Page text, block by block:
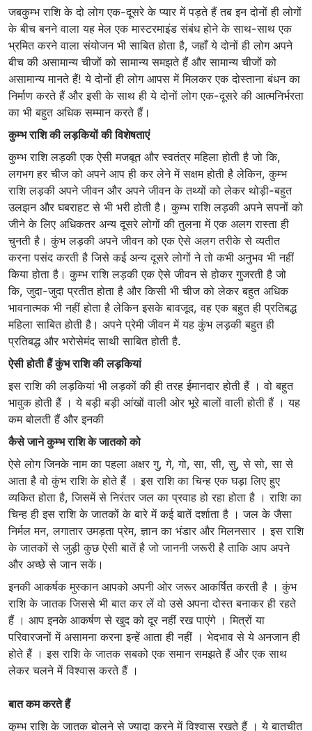
जबकुम्भ राशि के दो लोग एक-दूसरे के प्यार में पड़ते हैं तब इन दोनों ही लोगों
के बीच बनने वाला यह मेल एक मास्टरमाइंड संबंध होने के साथ-साथ एक
भ्रमित करने वाला संयोजन भी साबित होता है, जहाँ ये दोनों ही लोग अपने
बीच की असामान्य चीजों को सामान्य समझते हैं और सामान्य चीजों को
असामान्य मानते हैं! ये दोनों ही लोग आपस में मिलकर एक दोस्ताना बंधन का
निर्माण करते हैं और इसी के साथ ही ये दोनों लोग एक-दूसरे की आत्मनिर्भरता
का भी बहुत अधिक सम्मान करते हैं।
कुम्भ राशि की लड़कियों की विशेषताएं
कुम्भ राशि लड़की एक ऐसी मजबूत और स्वतंत्र महिला होती है जो कि,
लगभग हर चीज को अपने आप ही कर लेने में सक्षम होती है लेकिन, कुम्भ
राशि लड़की अपने जीवन और अपने जीवन के तथ्यों को लेकर थोड़ी-बहुत
उलझन और घबराहट से भी भरी होती है। कुम्भ राशि लड़की अपने सपनों को
जीने के लिए अधिकतर अन्य दूसरे लोगों की तुलना में एक अलग रास्ता ही
चुनती है। कुंभ लड़की अपने जीवन को एक ऐसे अलग तरीके से व्यतीत
करना पसंद करती है जिसे कई अन्य दूसरे लोगों ने तो कभी अनुभव भी नहीं
किया होता है। कुम्भ राशि लड़की एक ऐसे जीवन से होकर गुजरती है जो
कि, जुदा-जुदा प्रतीत होता है और किसी भी चीज को लेकर बहुत अधिक
भावनात्मक भी नहीं होता है लेकिन इसके बावजूद, वह एक बहुत ही प्रतिबद्ध
महिला साबित होती है। अपने प्रेमी जीवन में यह कुंभ लड़की बहुत ही
प्रतिबद्ध और भरोसेमंद साथी साबित होती है.
ऐसी होती हैं कुंभ राशि की लड़कियां
इस राशि की लड़कियां भी लड़कों की ही तरह ईमानदार होती हैं । वो बहुत
भावुक होती हैं । ये बड़ी बड़ी आंखों वाली ओर भूरे बालों वाली होती हैं । यह
कम बोलती हैं और इनकी
कैसे जाने कुम्भ राशि के जातको को
ऐसे लोग जिनके नाम का पहला अक्षर गु, गे, गो, सा, सी, सु, से सो, सा से
आता है वो कुंभ राशि के होते हैं । इस राशि का चिन्‍ह एक घड़ा लिए हुए
व्‍यकित होता है, जिसमें से निरंतर जल का प्रवाह हो रहा होता है । राशि का
चिन्‍ह ही इस राशि के जातकों के बारे में कई बातें दर्शाता है । जल के जैसा
निर्मल मन, लगातार उमड़ता प्रेम, ज्ञान का भंडार और मिलनसार । इस राशि
के जातकों से जुड़ी कुछ ऐसी बातें है जो जाननी जरूरी है ताकि आप अपने
और अच्‍छे से जान सकें।
इनकी आकर्षक मुस्‍कान आपको अपनी ओर जरूर आकर्षित करती है । कुंभ
राशि के जातक जिससे भी बात कर लें वो उसे अपना दोस्‍त बनाकर ही रहते
हैं । आप इनके आकर्षण से खुद को दूर नहीं रख पाएंगे । मित्रों या
परिवारजनों में असामना करना इन्‍हें आता ही नहीं । भेदभाव से ये अनजान ही
होते हैं । इस राशि के जातक सबको एक समान समझते हैं और एक साथ
लेकर चलने में विश्वास करते हैं ।
बात कम करते हैं
कुम्भ राशि के जातक बोलने से ज्‍यादा करने में विश्‍वास रखते हैं । ये बातचीत